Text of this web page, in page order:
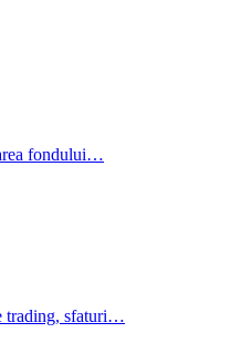
fondului…
trading, sfaturi…